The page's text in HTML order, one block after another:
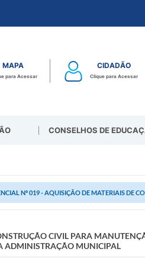
MAPA
para Acessar
CIDADÃO
Clique para Acessar
CONSELHOS DE
Nº 019 - AQUISIÇÃO DE MATERIAIS DE
CIVIL PARA
ADMINISTRAÇÃO MUNICIPAL